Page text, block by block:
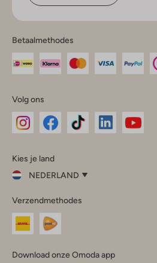
Betaalmethodes
Volg ons
InstagramFacebook
Kies je land
NEDERLAND
je
land
Nederland
Verzendmethodes
Download onze Omoda app